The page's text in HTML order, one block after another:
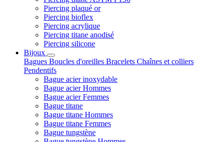
Piercing plaqué or
Piercing bioflex
Piercing acrylique
Piercing titane anodisé
Piercing silicone
Bijoux
Bagues Boucles d'oreilles Bracelets Chaînes et colliers
Pendentifs
Bague acier inoxydable
Bague acier Hommes
Bague acier Femmes
Bague titane
Bague titane Hommes
Bague titane Femmes
Bague tungstène